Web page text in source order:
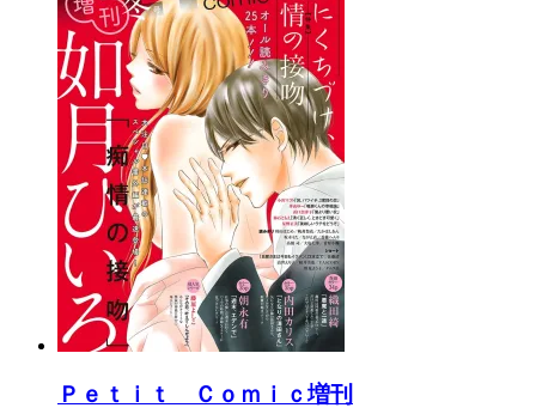
Ｐｅｔｉｔ Ｃｏｍｉｃ増刊